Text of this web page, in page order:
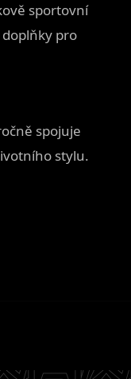
sportovní
pro
spojuje
stylu.